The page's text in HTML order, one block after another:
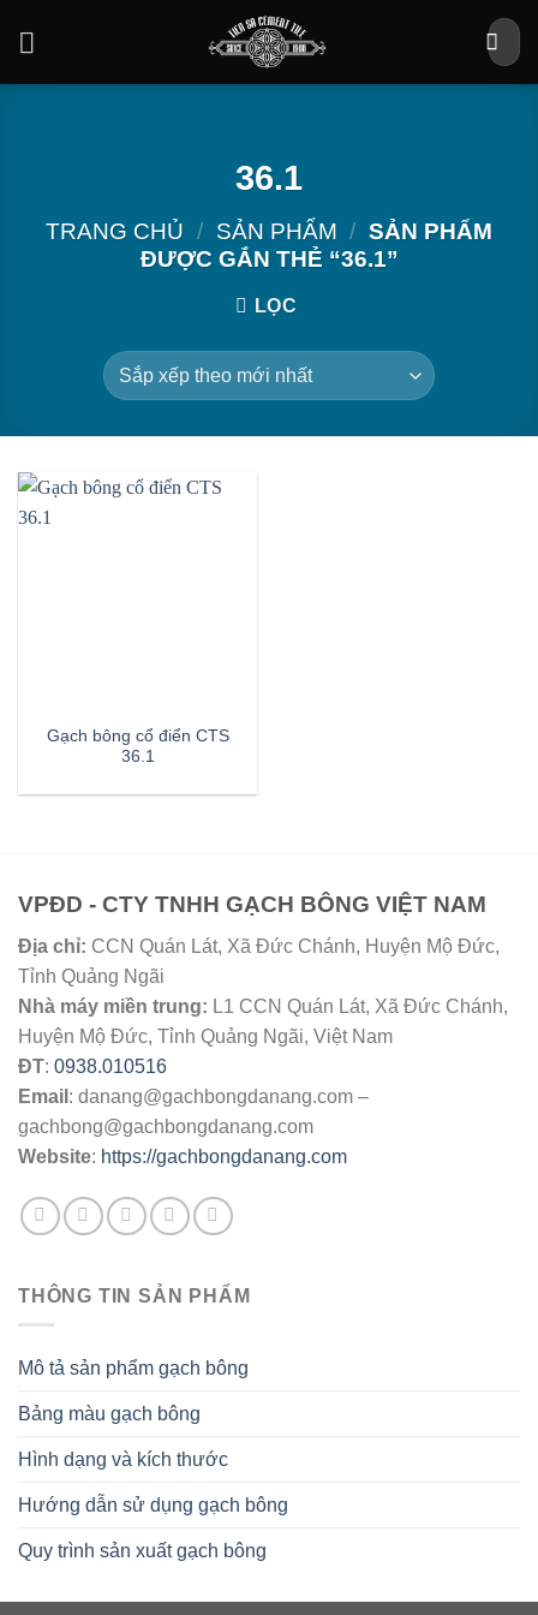
Tìm
kiếm:
36.1
TRANG CHỦ / SẢN PHẨM / SẢN PHẨM
ĐƯỢC GẮN THẺ “36.1”
LỌC
Gạch bông cổ điển CTS
36.1
VPĐD - CTY TNHH GẠCH BÔNG VIỆT NAM
Địa chỉ: CCN Quán Lát, Xã Đức Chánh, Huyện Mộ Đức,
Tỉnh Quảng Ngãi
Nhà máy miền trung: L1 CCN Quán Lát, Xã Đức Chánh,
Huyện Mộ Đức, Tỉnh Quảng Ngãi, Việt Nam
ĐT: 0938.010516
Email : danang@gachbongdanang.com –
gachbong@gachbongdanang.com
Website: https://gachbongdanang.com
THÔNG TIN SẢN PHẨM
Mô tả sản phẩm gạch bông
Bảng màu gạch bông
Hình dạng và kích thước
Hướng dẫn sử dụng gạch bông
Quy trình sản xuất gạch bông